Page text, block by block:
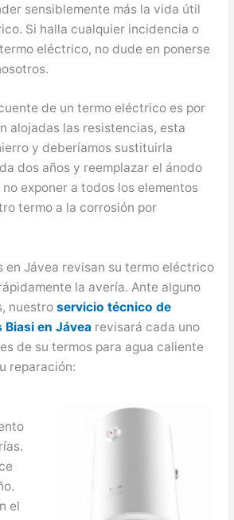
sensiblemente más la vida útil
Si halla cualquier incidencia o
eléctrico, no dude en ponerse
de un termo eléctrico es por
alojadas las resistencias, esta
y deberíamos sustituirla
dos años y reemplazar el ánodo
exponer a todos los elementos
termo a la corrosión por
en Jávea revisan su termo eléctrico
la avería. Ante alguno
nuestro servicio técnico de
en Jávearevisará cada uno
de su termos para agua caliente
reparación:
el